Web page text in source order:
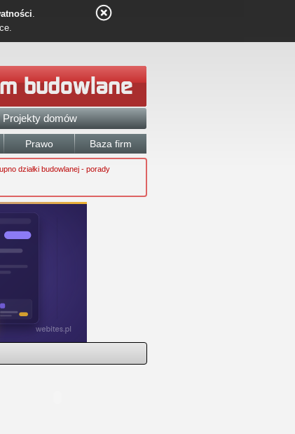
.
Projekty domów
Prawo Baza firm
działki budowlanej - porady